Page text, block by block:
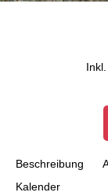
Beschreibung
Kalender